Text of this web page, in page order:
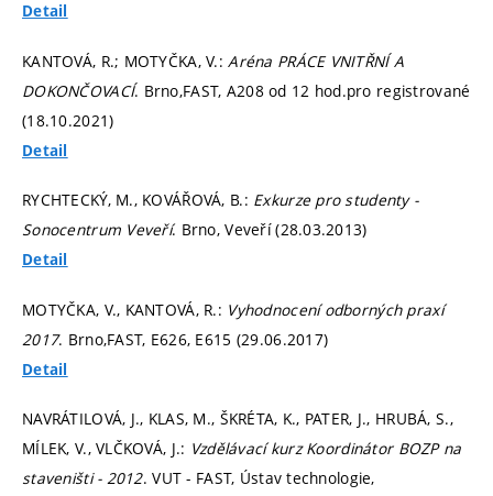
Detail
KANTOVÁ, R.; MOTYČKA, V.:Aréna PRÁCE VNITŘNÍ A
DOKONČOVACÍ. Brno,FAST, A208 od 12 hod.pro registrované
(18.10.2021)
Detail
RYCHTECKÝ, M., KOVÁŘOVÁ, B.: Exkurze pro studenty -
Sonocentrum Veveří. Brno, Veveří (28.03.2013)
Detail
MOTYČKA, V., KANTOVÁ, R.: Vyhodnocení odborných praxí
2017. Brno,FAST, E626, E615 (29.06.2017)
Detail
NAVRÁTILOVÁ, J., KLAS, M., ŠKRÉTA, K., PATER, J., HRUBÁ, S.,
MÍLEK, V., VLČKOVÁ, J.: Vzdělávací kurz Koordinátor BOZP na
staveništi - 2012. VUT - FAST, Ústav technologie,